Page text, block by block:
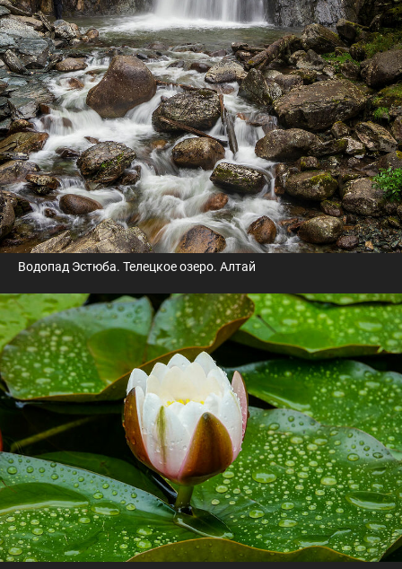
Водопад Эстюба. Телецкое озеро. Алтай